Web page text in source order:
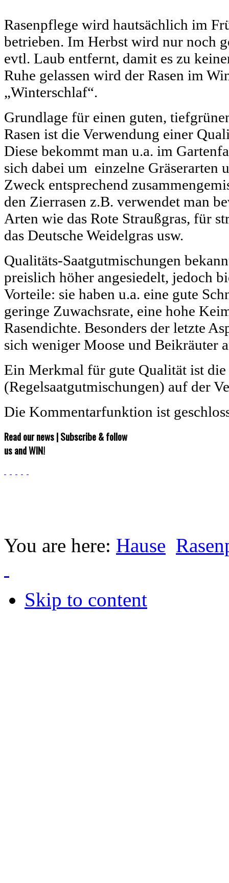
Rasenpflege wird hautsächlich im
betrieben. Im Herbst wird nur noch
evtl. Laub entfernt, damit es zu
Ruhe gelassen wird der Rasen im
„Winterschlaf“.
Grundlage für einen guten,
Rasen ist die Verwendung einer
Diese bekommt man u.a. im
sich dabei um einzelne Gräserarten
Zweck entsprechend
den Zierrasen z.B. verwendet man
Arten wie das Rote Straußgras, für
das Deutsche Weidelgras usw.
Qualitäts-Saatgutmischungen
preislich höher angesiedelt, jedoch
Vorteile: sie haben u.a. eine gute
geringe Zuwachsrate, eine hohe
Rasendichte. Besonders der letzte
sich weniger Moose und Beikräuter
Ein Merkmal für gute Qualität ist
(Regelsaatgutmischungen) auf der
Die Kommentarfunktion ist
Read our news | Subscribe & follow
us and WIN!
You are here: Hause
Skip to content